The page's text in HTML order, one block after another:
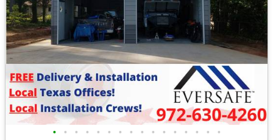
• • • • • • • • • • • • • • • •